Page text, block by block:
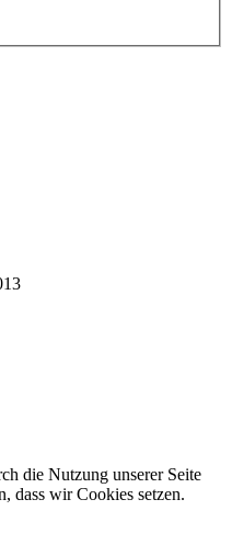
die Nutzung unserer Seite
dass wir Cookies setzen.